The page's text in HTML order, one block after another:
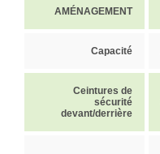
AMÉNAGEMENT
Capacité
Ceintures de
sécurité
devant/derrière